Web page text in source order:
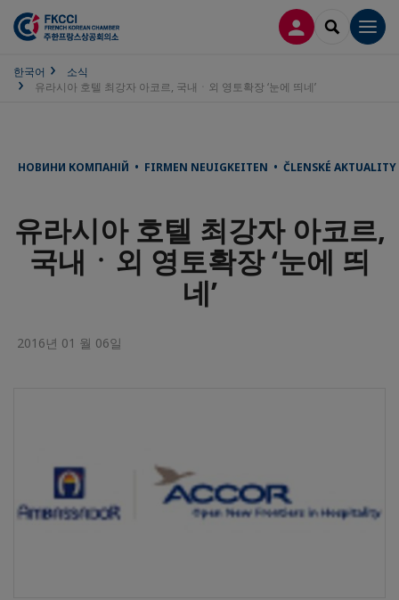
접속 SEARCH
한국어
소식
유라시아 호텔 최강자 아코르, 국내ㆍ외 영토확장 ‘눈에 띄네’
НОВИНИ КОМПАНІЙ • FIRMEN NEUIGKEITEN • ČLENSKÉ AKTUALITY
유라시아 호텔 최강자 아코르,
국내ㆍ외 영토확장 ‘눈에 띄
네’
2016년 01 월 06일